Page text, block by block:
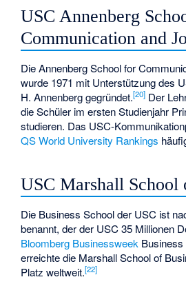
USC Annenberg
Communication and
Die Annenberg School for
wurde 1971 mit Unterstützung des
H. Annenberggegründet.[20] Der
die Schüler im ersten Studienjahr
studieren. Das USC-
QS World University Rankings
USC Marshall School
Die Business School der USC ist
benannt, der der USC 35 Millionen
Bloomberg Businessweek
erreichte die Marshall School of
Platz weltweit.[22]